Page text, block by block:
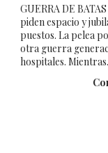
GUERRA DE
piden espacio y
puestos. La pelea
otra guerra
hospitales.